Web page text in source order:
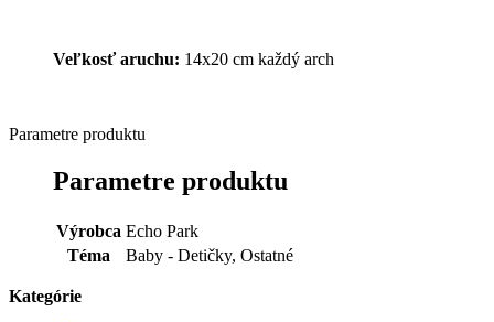
Veľkosť aruchu: 14x20 cm každý arch
Parametre produktu
Parametre produktu
Výrobca Echo Park
Téma
Baby - Detičky, Ostatné
Kategórie